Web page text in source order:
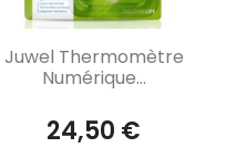
Aperçu rapide
Juwel Thermomètre
Numérique...
24,50 €